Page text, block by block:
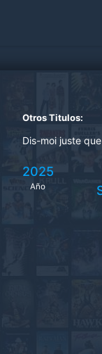
Otros Titulos:
Dis-moi juste
2025
Año